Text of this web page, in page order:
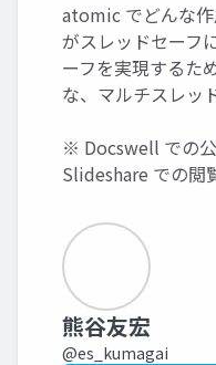
atomic でどんな
がスレッドセーフ
ーフを実現するた
な、マルチスレッ
※ Docswell での
Slideshare での閲
熊谷友宏
@es_kumagai